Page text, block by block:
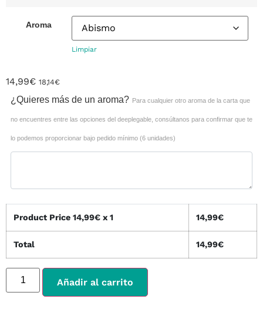
Aroma
Limpiar
14,99€ 18,14€
¿Quieres más de un aroma? Para cualquier otro aroma de la carta que
no encuentres entre las opciones del deeplegable, consúltanos para confirmar que te
lo podemos proporcionar bajo pedido mínimo (6 unidades)
Product Price 14,99€ x 1 14,99€
Total 14,99€
Añadir al carrito